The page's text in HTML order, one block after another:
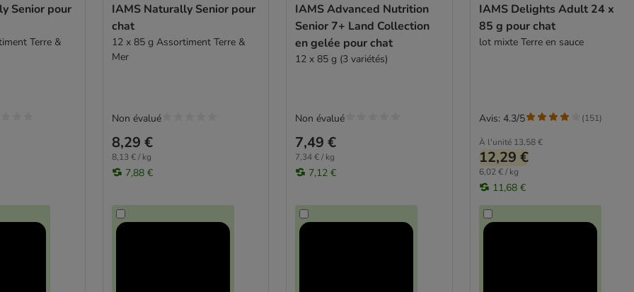
Senior pour
Terre &
IAMS Naturally Senior pour
chat
12 x 85 g Assortiment Terre &
Mer
8,29 €
8,13 € / kg
7,88 €
Non évalué
IAMS Advanced Nutrition
Senior 7+ Land Collection
en gelée pour chat
12 x 85 g (3 variétés)
7,49 €
7,34 € / kg
7,12 €
Non évalué
IAMS Delights Adult 24 x
85 g pour chat
lot mixte Terre en sauce
À l'unité 13,58 €
12,29 €
6,02 € / kg
11,68 €
Avis: 4.3/5 (151)